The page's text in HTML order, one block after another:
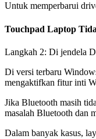
Untuk memperbarui
Touchpad Laptop
Langkah 2: Di jendela
Di versi terbaru
mengaktifkan fitur inti
Jika Bluetooth masih
masalah Bluetooth dan
Dalam banyak kasus,